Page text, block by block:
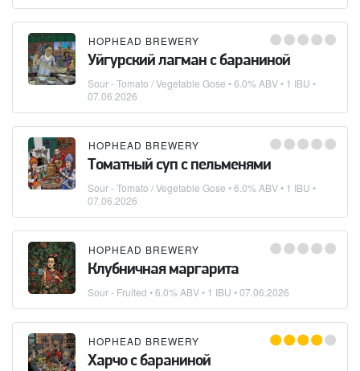
HOPHEAD BREWERY
Уйгурский лагман с бараниной
Sour - Tomato / Vegetable Gose • 6.0% ABV • 1 IBU •
07.06.2026
HOPHEAD BREWERY
Томатный суп с пельменями
Sour - Tomato / Vegetable Gose • 6.0% ABV • 1 IBU •
07.06.2026
HOPHEAD BREWERY
Клубничная маргарита
Sour - Fruited • 6.0% ABV • 1 IBU •07.06.2026
HOPHEAD BREWERY
Харчо с бараниной